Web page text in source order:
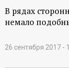
В рядах
немало
26 сентября 2017 -